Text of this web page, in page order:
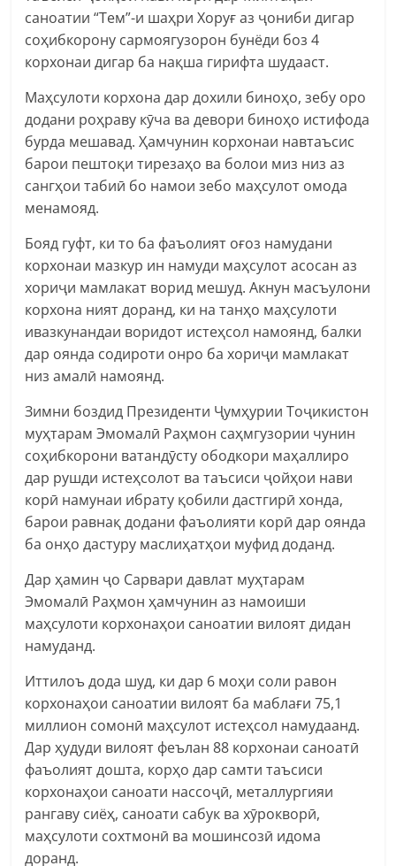
саноатии “Тем”-и шаҳри Хоруғ аз ҷониби дигар
соҳибкорону сармоягузорон бунёди боз 4
корхонаи дигар ба нақша гирифта шудааст.
Маҳсулоти корхона дар дохили биноҳо, зебу оро
додани роҳраву кӯча ва девори биноҳо истифода
бурда мешавад. Ҳамчунин корхонаи навтаъсис
барои пештоқи тирезаҳо ва болои миз низ аз
сангҳои табиӣ бо намои зебо маҳсулот омода
менамояд.
Бояд гуфт, ки то ба фаъолият оғоз намудани
корхонаи мазкур ин намуди маҳсулот асосан аз
хориҷи мамлакат ворид мешуд. Акнун масъулони
корхона ният доранд, ки на танҳо маҳсулоти
ивазкунандаи воридот истеҳсол намоянд, балки
дар оянда содироти онро ба хориҷи мамлакат
низ амалӣ намоянд.
Зимни боздид Президенти Ҷумҳурии Тоҷикистон
муҳтарам Эмомалӣ Раҳмон саҳмгузории чунин
соҳибкорони ватандӯсту ободкори маҳаллиро
дар рушди истеҳсолот ва таъсиси ҷойҳои нави
корӣ намунаи ибрату қобили дастгирӣ хонда,
барои равнақ додани фаъолияти корӣ дар оянда
ба онҳо дастуру маслиҳатҳои муфид доданд.
Дар ҳамин ҷо Сарвари давлат муҳтарам
Эмомалӣ Раҳмон ҳамчунин аз намоиши
маҳсулоти корхонаҳои саноатии вилоят дидан
намуданд.
Иттилоъ дода шуд, ки дар 6 моҳи соли равон
корхонаҳои саноатии вилоят ба маблағи 75,1
миллион сомонӣ маҳсулот истеҳсол намудаанд.
Дар ҳудуди вилоят феълан 88 корхонаи саноатӣ
фаъолият дошта, корҳо дар самти таъсиси
корхонаҳои саноати нассоҷӣ, металлургияи
рангаву сиёҳ, саноати сабук ва хӯрокворӣ,
маҳсулоти сохтмонӣ ва мошинсозӣ идома
доранд.